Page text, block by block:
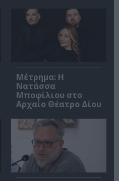
Μέτρημα: Η
Νατάσσα
Μποφίλιου στο
Αρχαίο Θέατρο Δίου